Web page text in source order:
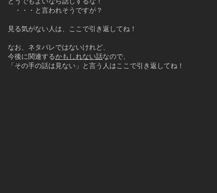
・・・と言われそうですが？
見る気がない人は、ここで引き返してね！
なお、ネタバレではないけれど、
今後に関連するかもしれない話なので、
「その手の話は見ない」と言う人はここで引き返してね！